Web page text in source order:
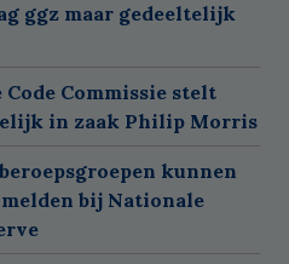
ggz maar gedeeltelijk
Code Commissie stelt
in zaak Philip Morris
kunnen
bij Nationale